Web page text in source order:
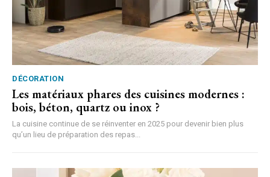
DÉCORATION
Les matériaux phares des cuisines modernes :
bois, béton, quartz ou inox ?
La cuisine continue de se réinventer en 2025 pour devenir bien plus
qu’un lieu de préparation des repas...